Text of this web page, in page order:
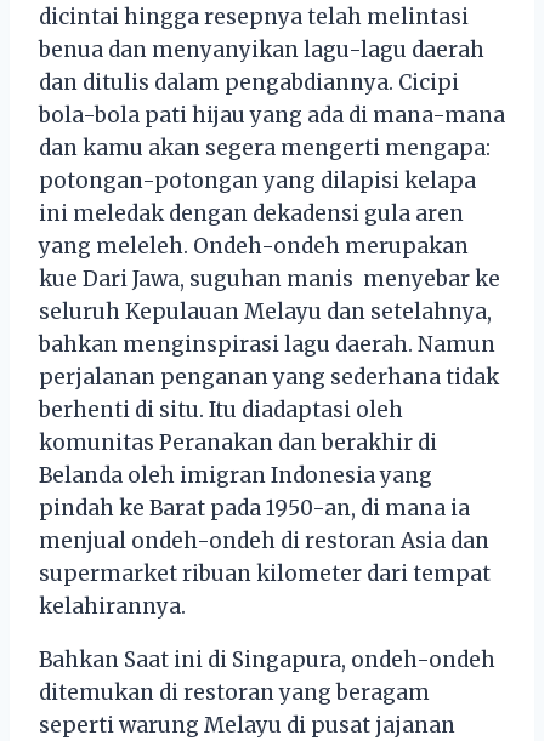
dicintai hingga resepnya telah melintasi
benua dan menyanyikan lagu-lagu daerah
dan ditulis dalam pengabdiannya. Cicipi
bola-bola pati hijau yang ada di mana-mana
dan kamu akan segera mengerti mengapa:
potongan-potongan yang dilapisi kelapa
ini meledak dengan dekadensi gula aren
yang meleleh. Ondeh-ondeh merupakan
kue Dari Jawa, suguhan manis menyebar ke
seluruh Kepulauan Melayu dan setelahnya,
bahkan menginspirasi lagu daerah. Namun
perjalanan penganan yang sederhana tidak
berhenti di situ. Itu diadaptasi oleh
komunitas Peranakan dan berakhir di
Belanda oleh imigran Indonesia yang
pindah ke Barat pada 1950-an, di mana ia
menjual ondeh-ondeh di restoran Asia dan
supermarket ribuan kilometer dari tempat
kelahirannya.
Bahkan Saat ini di Singapura, ondeh-ondeh
ditemukan di restoran yang beragam
seperti warung Melayu di pusat jajanan